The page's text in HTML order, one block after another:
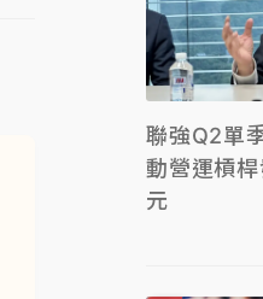
聯強Q2單
動營運槓
元